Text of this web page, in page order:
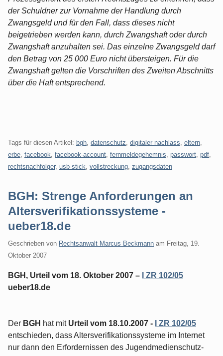
der Schuldner zur Vornahme der Handlung durch
Zwangsgeld und für den Fall, dass dieses nicht
beigetrieben werden kann, durch Zwangshaft oder durch
Zwangshaft anzuhalten sei. Das einzelne Zwangsgeld darf
den Betrag von 25 000 Euro nicht übersteigen. Für die
Zwangshaft gelten die Vorschriften des Zweiten Abschnitts
über die Haft entsprechend.
Tags für diesen Artikel: bgh datenschutz digitaler nachlass eltern
erbe facebook facebook-account fernmeldegehemnis passwort pdf
rechtsnachfolger, usb-stick vollstreckung zugangsdaten
BGH: Strenge Anforderungen an
Altersverifikationssysteme -
ueber18.de
Geschrieben von Rechtsanwalt Marcus Beckmann am Freitag, 19.
Oktober 2007
BGH, Urteil vom 18. Oktober 2007 –
I ZR 102/05
ueber18.de
Der BGH hat mit Urteil vom 18.10.2007 -
I ZR 102/05
entschieden, dass Altersverifikationssysteme im Internet
nur dann den Erfordernissen des Jugendmedienschutz-